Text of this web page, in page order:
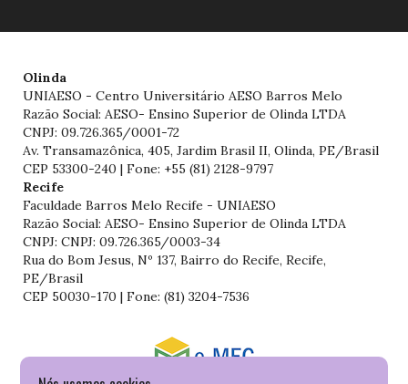
Olinda
UNIAESO - Centro Universitário AESO Barros Melo
Razão Social: AESO- Ensino Superior de Olinda LTDA
CNPJ: 09.726.365/0001-72
Av. Transamazônica, 405, Jardim Brasil II, Olinda, PE/Brasil
CEP 53300-240 | Fone: +55 (81) 2128-9797
Recife
Faculdade Barros Melo Recife - UNIAESO
Razão Social: AESO- Ensino Superior de Olinda LTDA
CNPJ: CNPJ: 09.726.365/0003-34
Rua do Bom Jesus, Nº 137, Bairro do Recife, Recife,
PE/Brasil
CEP 50030-170 | Fone: (81) 3204-7536
Consulte o cadastro da Instituição no Sistema do e-MEC